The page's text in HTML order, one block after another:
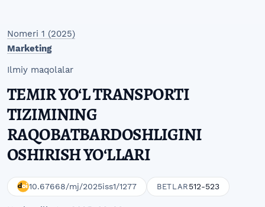
Nomeri 1 (2025)
Marketing
Ilmiy maqolalar
TEMIR YOʻL TRANSPORTI
TIZIMINING
RAQOBATBARDOSHLIGINI
OSHIRISH YOʻLLARI
10.67668/mj/2025iss1/1277 BETLAR 512-523